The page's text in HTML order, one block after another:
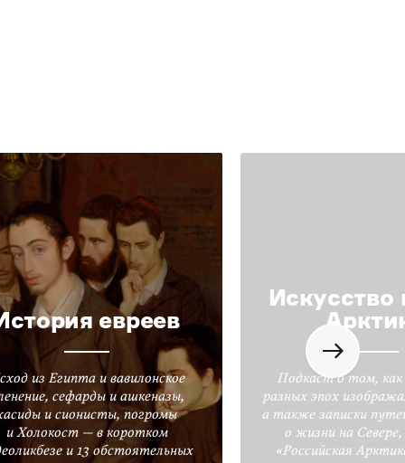
евреев
из Египта и вавилонское
сефарды и ашкеназы,
и сионисты, погромы
и Холокост — в коротком
и 13 обстоятельных
Искусство
Подкаст о том,
разных эпох
а также записки
о жизни на
«Российская